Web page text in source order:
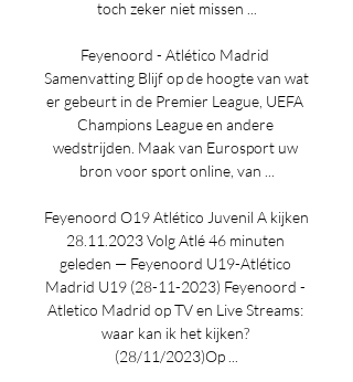
toch zeker niet missen ...
Feyenoord - Atlético Madrid
Samenvatting Blijf op de hoogte van wat
er gebeurt in de Premier League, UEFA
Champions League en andere
wedstrijden. Maak van Eurosport uw
bron voor sport online, van ...
Feyenoord O19 Atlético Juvenil A kijken
28.11.2023 Volg Atlé 46 minuten
geleden — Feyenoord U19-Atlético
Madrid U19 (28-11-2023) Feyenoord -
Atletico Madrid op TV en Live Streams:
waar kan ik het kijken?
(28/11/2023)Op ...